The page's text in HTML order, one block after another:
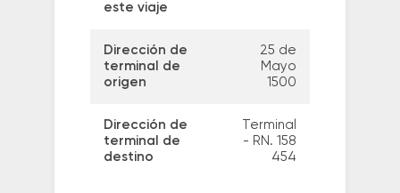
este viaje
Dirección de
terminal de
origen
25 de
Mayo
1500
Dirección de
terminal de
destino
Terminal
- RN. 158
454